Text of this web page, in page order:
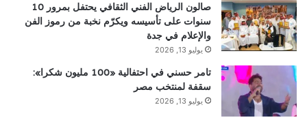
صالون الرياض الفني الثقافي يحتفل بمرور 10
سنوات على تأسيسه ويكرّم نخبة من رموز الفن
والإعلام في جدة
يوليو 13, 2026
تامر حسني في احتفالية «100 مليون شكرا»:
سقفة لمنتخب مصر
يوليو 13, 2026